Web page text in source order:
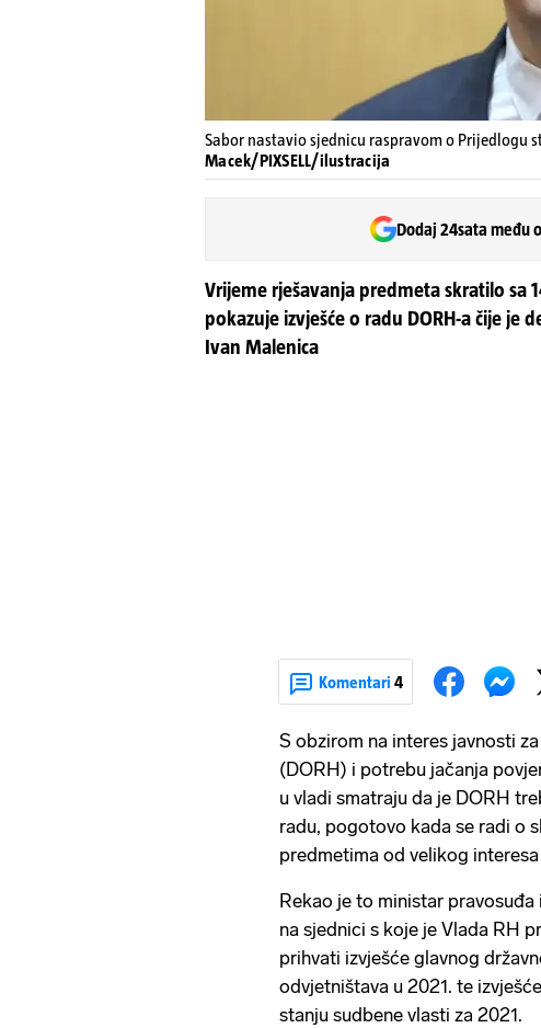
Sabor nastavio sjednicu raspravom o Prijedlogu
Macek/PIXSELL/ilustracija
Dodaj 24sata među
Vrijeme rješavanja predmeta skratilo sa
pokazuje izvješće o radu DORH-a čije
Ivan Malenica
Komentari 4
S obzirom na interes javnosti
(DORH) i potrebu jačanja
u vladi smatraju da je DORH
radu, pogotovo kada se radi o
predmetima od velikog
Rekao je to ministar
na sjednici s koje je Vlada RH
prihvati izvješće glavnog
odvjetništava u 2021. te
stanju sudbene vlasti za 2021.